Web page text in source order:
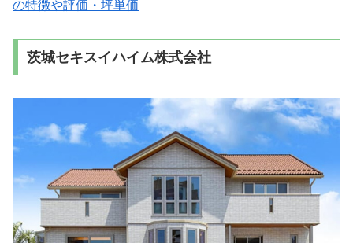
の特徴や評価・坪単価
茨城セキスイハイム株式会社